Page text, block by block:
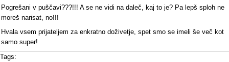
Pogrešani v puščavi???!!! A se ne vidi na daleč, kaj to je? Pa lepš sploh ne
moreš narisat, no!!!
Hvala vsem prijateljem za enkratno doživetje, spet smo se imeli še več kot
samo super!
Tags: